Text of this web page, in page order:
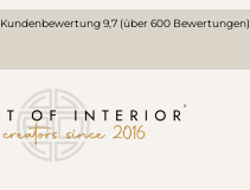
Kundenbewertung 9,7 (über 600 Bewertungen)